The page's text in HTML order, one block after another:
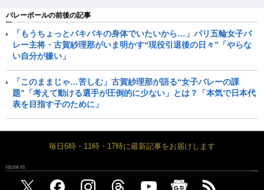
バレーボールの前後の記事
「もうちょっとバキバキの身体でいたいから…」パリ五輪女子バ
レー主将・古賀紗理那がいま明かす“現役引退後の日々”「やらな
い自分が嫌い」
「このままじゃ…苦しむ」古賀紗理那が語る“女子バレーの課
題”「考えて動ける選手が圧倒的に少ない」とは？「本気で日本代
表を目指す子のために」
毎日6時・11時・17時に最新記事をお届けします
FOLLOW US